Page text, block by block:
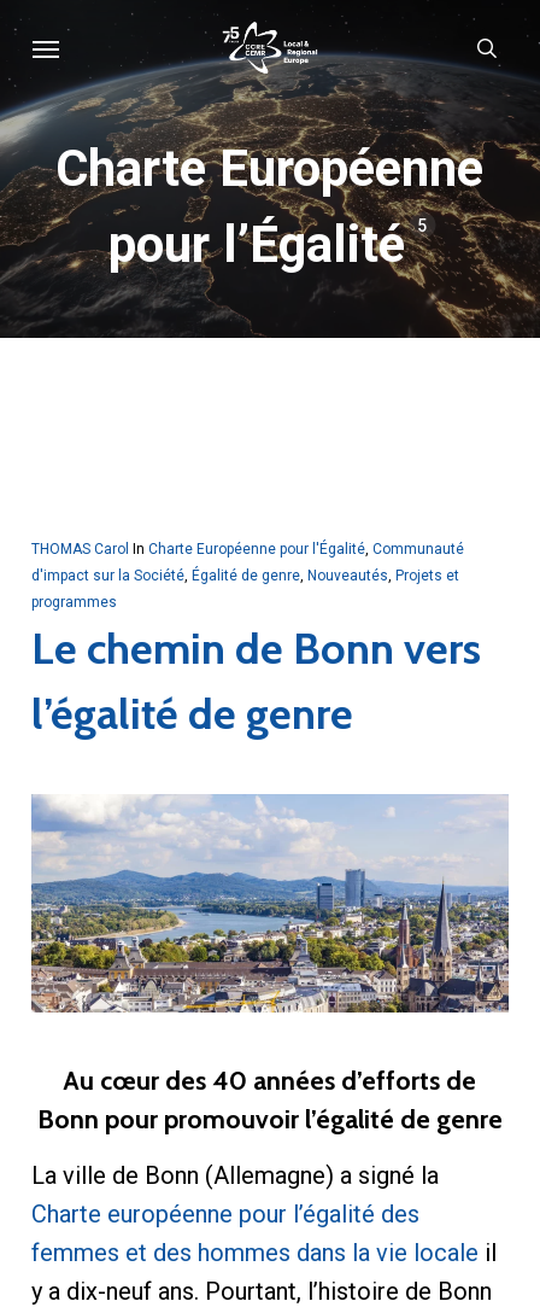
Skip
main
content
Menu
Charte Européenne
pour l’Égalité
5
THOMAS Carol In Charte Européenne pour l'Égalité, Communauté
d'impact sur la Société, Égalité de genre, Nouveautés Projets et
programmes
Le chemin de Bonn vers
l’égalité de genre
Au cœur des 40 années d’efforts de
Bonn pour promouvoir l’égalité de genre
La ville de Bonn (Allemagne) a signé la
Charte européenne pour l’égalité des
femmes et des hommes dans la vie locale il
y a dix-neuf ans. Pourtant, l’histoire de Bonn